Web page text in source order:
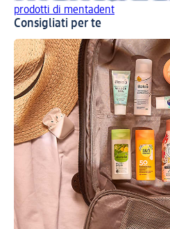
prodotti di mentadent
Consigliati per te